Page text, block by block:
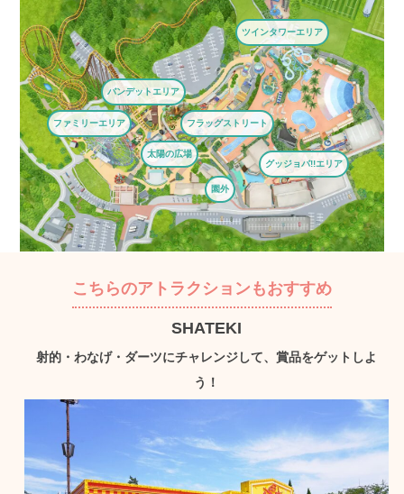
グッジョバ!!エリア
太陽の広場
ツインタワーエリア
フラッグストリート
ファミリーエリア
バンデットエリア
園外
こちらのアトラクションもおすすめ
SHATEKI
射的・わなげ・ダーツにチャレンジして、賞品をゲットしよ
う！